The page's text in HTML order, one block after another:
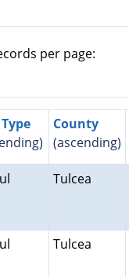
per page:
County
(ascending)
Tulcea
Tulcea